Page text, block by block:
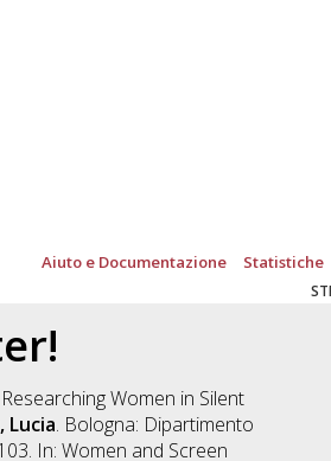
Aiuto e Documentazione Statistiche
Women in Silent
Lucia. Bologna: Dipartimento
In: Women and Screen